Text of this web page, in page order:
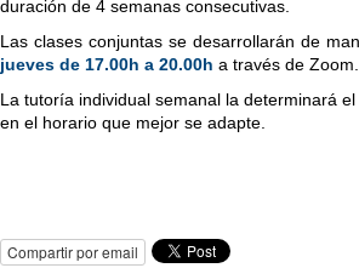
duración de 4 semanas consecutivas.
Las clases conjuntas se desarrollarán de
jueves de 17.00h a 20.00h a través de
La tutoría individual semanal la determinará
en el horario que mejor se adapte.
Compartir por email